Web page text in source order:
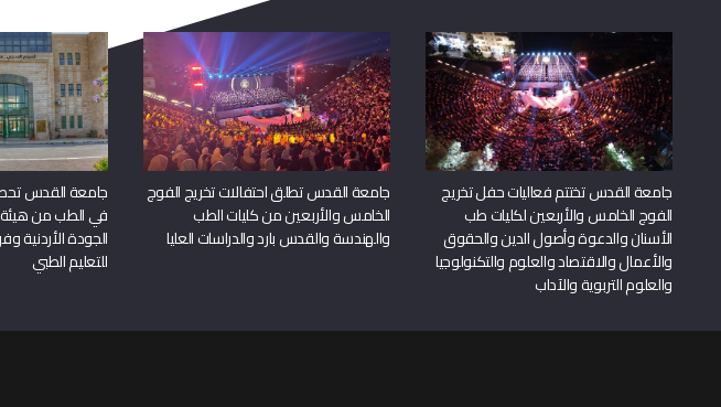
عن القدس
لمحة عن جامعة القدس
مكتب رئيس الجامعة
القبول والمساعدات
المالية
الكليات والبرامج
الكليات
البرامج الاكاديمية